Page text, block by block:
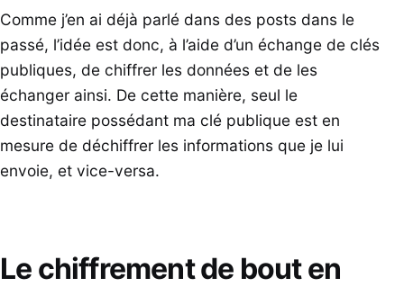
Comme j’en ai déjà parlé dans des posts dans le
passé, l’idée est donc, à l’aide d’un échange de clés
publiques, de chiffrer les données et de les
échanger ainsi. De cette manière, seul le
destinataire possédant ma clé publique est en
mesure de déchiffrer les informations que je lui
envoie, et vice-versa.
Le chiffrement de bout en